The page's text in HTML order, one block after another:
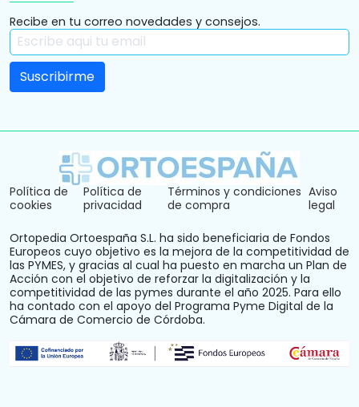
Recibe en tu correo novedades y consejos.
Política de
cookies
Política de
privacidad
Términos y condiciones
de compra
Aviso
legal
Ortopedia Ortoespaña S.L. ha sido beneficiaria de Fondos
Europeos cuyo objetivo es la mejora de la competitividad de
las PYMES, y gracias al cual ha puesto en marcha un Plan de
Acción con el objetivo de reforzar la digitalización y la
competitividad de las pymes durante el año 2025. Para ello
ha contado con el apoyo del Programa Pyme Digital de la
Cámara de Comercio de Córdoba.